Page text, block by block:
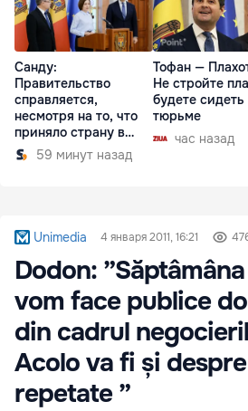
Санду:
Правительство
справляется,
несмотря на то, что
приняло страну в
разгар кризиса
59 минут назад
Тофан —
Не стройте
будете сидеть
тюрьме
час назад
Unimedia 4 января 2011, 16:21
Dodon:
vom face publice
din cadrul
Acolo va fi și
repetate ”